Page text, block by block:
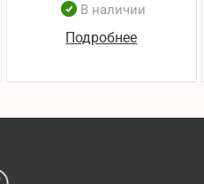
В наличии
Подробнее